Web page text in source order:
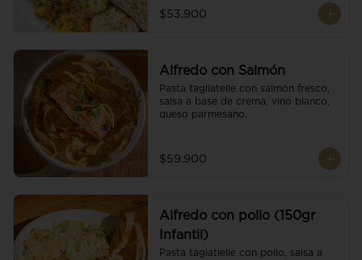
$53.900
Alfredo con Salmón
Pasta tagliatelle con salmón fresco,
salsa a base de crema, vino blanco,
queso parmesano.
$59.900
Alfredo con pollo (150gr
Infantil)
Pasta tagiatlelle con pollo, salsa a